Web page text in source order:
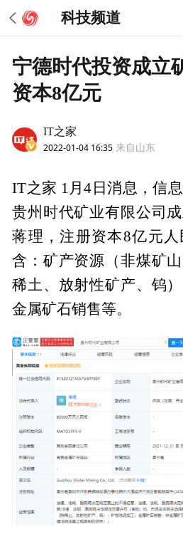
科技频道
宁德时代投资成立
资本8亿元
IT之家
2022-01-04 16:35 来自山东
IT之家 1月4日消息，信
贵州时代矿业有限公司
蒋理，注册资本8亿元
含：矿产资源（非煤矿
稀土、放射性矿产、钨
金属矿石销售等。